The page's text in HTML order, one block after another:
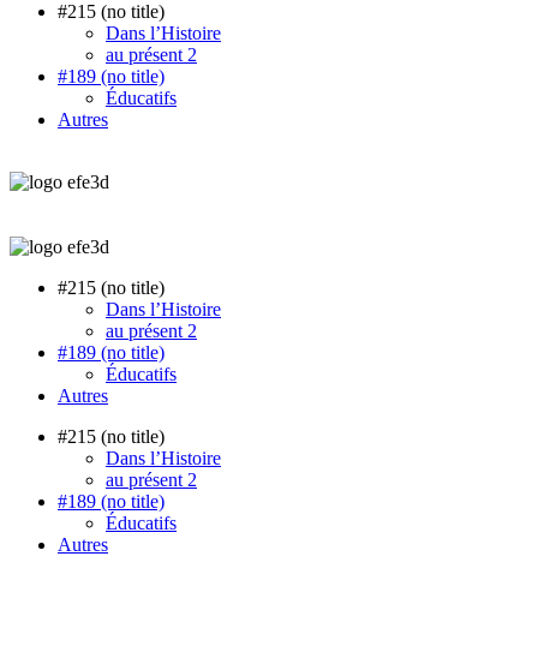
#215 (no title)
Dans l’Histoire
au présent 2
#189 (no title)
Éducatifs
Autres
#215 (no title)
Dans l’Histoire
au présent 2
#189 (no title)
Éducatifs
Autres
#215 (no title)
Dans l’Histoire
au présent 2
#189 (no title)
Éducatifs
Autres